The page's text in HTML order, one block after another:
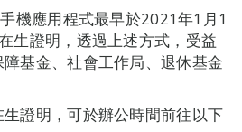
機應用程式最早於2021年1月1
生證明，透過上述方式，受益
基金、社會工作局、退休基金
證明，可於辦公時間前往以下